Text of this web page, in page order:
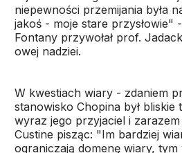
niepewności przemijania była
jakoś - moje stare przysłowie"
Fontany przywołał prof.
owej nadziei.
W kwestiach wiary - zdaniem
stanowisko Chopina był bliskie
wyraz jego przyjaciel i
Custine pisząc: "Im bardziej
ograniczają domenę wiary,